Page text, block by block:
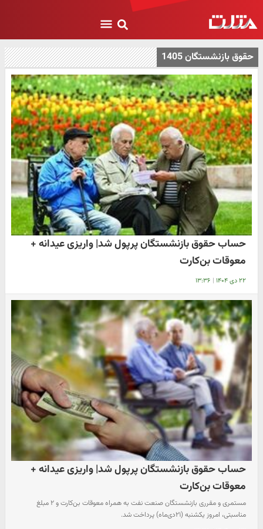
حقوق بازنشستگان 1405
حساب حقوق بازنشستگان پرپول شد| واریزی عیدانه +
معوقات بن‌کارت
۲۲ دی ۱۴۰۴ | ۱۳:۳۶
حساب حقوق بازنشستگان پرپول شد| واریزی عیدانه +
معوقات بن‌کارت
مستمری و مقرری بازنشستگان صنعت نفت به همراه معوقات بن‌کارت و ۲ مبلغ
مناسبتی، امروز یکشنبه (۲۱دی‌ماه) پرداخت شد.